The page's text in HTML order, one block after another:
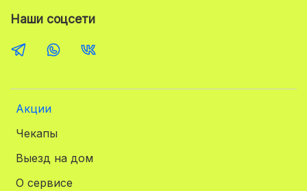
Акции
Чекапы
Выезд на дом
О сервисе
Наши соцсети